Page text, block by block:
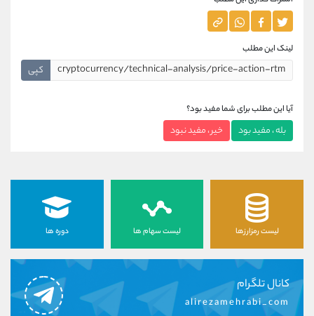
لینک این مطلب
کپی
آیا این مطلب برای شما مفید بود؟
بله ، مفید بود خیر ، مفید نبود
لیست رمزارزها لیست سهام ها دوره ها
کانال تلگرام
alirezamehrabi_com